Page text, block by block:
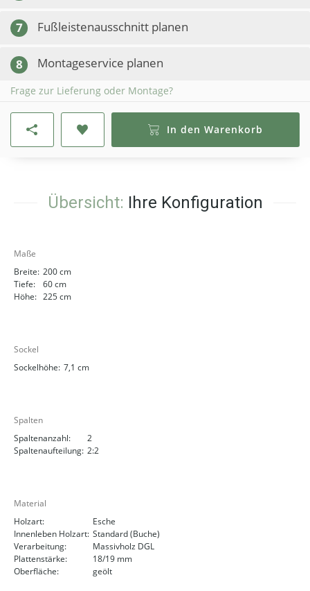
7 Fußleistenausschnitt planen
8 Montageservice planen
Frage zur Lieferung oder Montage?
In den Warenkorb
Übersicht: Ihre Konfiguration
Maße
Breite: 200 cm
Tiefe:
60 cm
Höhe: 225 cm
Sockel
Sockelhöhe: 7,1 cm
Spalten
Spaltenanzahl:
2
Spaltenaufteilung: 2:2
Material
Holzart:
Esche
Innenleben Holzart: Standard (Buche)
Verarbeitung:
Massivholz DGL
Plattenstärke:
18/19 mm
Oberfläche:
geölt